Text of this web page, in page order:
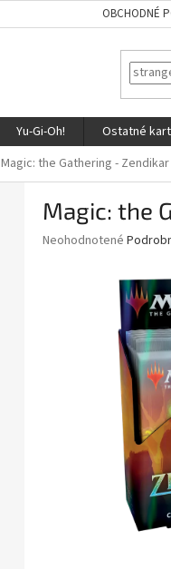
OBCHODNÉ
Yu-Gi-Oh! Ostatné
Magic: the Gathering -
Magic: the
Priemerné
Neohodnotené